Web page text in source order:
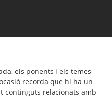
els ponents i els temes
recorda que hi ha un
continguts relacionats amb